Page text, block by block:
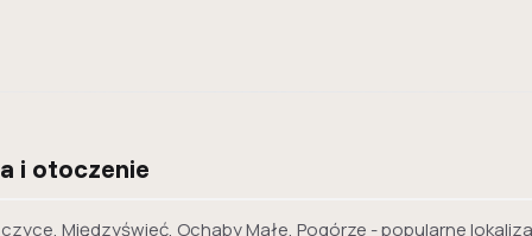
i otoczenie
Międzyświeć, Ochaby Małe, Pogórze - popularne